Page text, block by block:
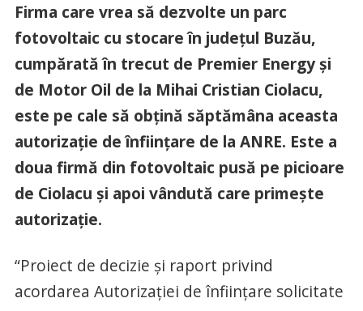
Firma care vrea să dezvolte un parc
fotovoltaic cu stocare în județul Buzău,
cumpărată în trecut de Premier Energy și
de Motor Oil de la Mihai Cristian Ciolacu,
este pe cale să obțină săptămâna aceasta
autorizație de înființare de la ANRE. Este a
doua firmă din fotovoltaic pusă pe picioare
de Ciolacu și apoi vândută care primește
autorizație.
“Proiect de decizie și raport privind
acordarea Autorizaţiei de înfiinţare solicitate